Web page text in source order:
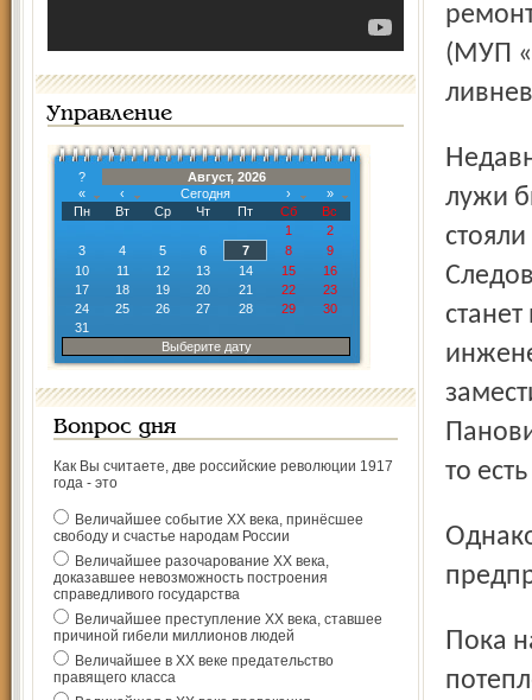
Управление
?
Август, 2026
«
‹ Сегодня ›
»
Пн
Вт Ср Чт Пт Сб
Вс
1
2
3
4 5 6 7 8
9
10
11 12 13 14 15
16
17
18 19 20 21 22
23
24
25 26 27 28 29
30
31
Выберите дату
Вопрос дня
Как Вы считаете, две российские революции 1917
года - это
Величайшее событие ХХ века, принёсшее
свободу и счастье народам России
Величайшее разочарование ХХ века,
доказавшее невозможность построения
справедливого государства
Величайшее преступление ХХ века, ставшее
причиной гибели миллионов людей
Величайшее в ХХ веке предательство
правящего класса
(МУП
Недавно после очередного майского ливня тут возле
лужи
то
Однако неудобно, уважаемый РиОГС, надо бы что-то
Пока надеяться, видимо, остаётся лишь на то, что скоро